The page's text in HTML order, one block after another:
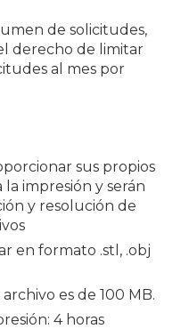
de solicitudes,
derecho de limitar
al mes por
sus propios
la impresión y serán
y resolución de
en formato .stl, .obj
es de 100 MB.
4 horas